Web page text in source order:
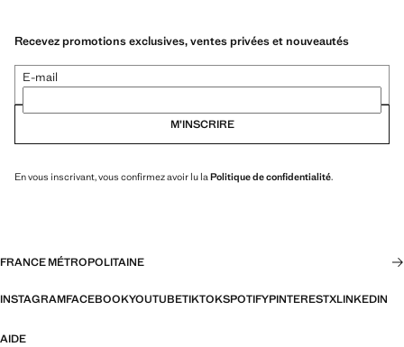
Recevez promotions exclusives, ventes privées et nouveautés
E-mail
M’INSCRIRE
En vous inscrivant, vous confirmez avoir lu la Politique de confidentialité.
FRANCE MÉTROPOLITAINE
INSTAGRAMFACEBOOKYOUTUBETIKTOKSPOTIFYPINTERESTXLINKEDIN
AIDE